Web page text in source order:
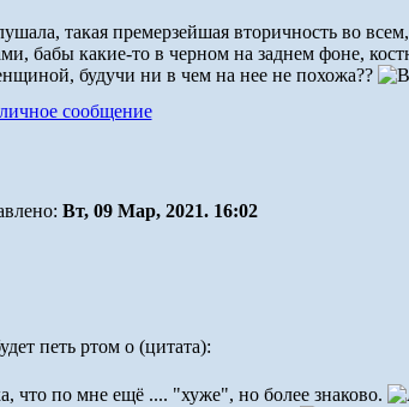
такая премерзейшая вторичность во
бабы какие-то в черном на заднем фоне,
будучи ни в чем на нее не похожа??
Вт, 09 Мар, 2021. 16:02
петь ртом о (цитата):
что по мне ещё .... "хуже", но более знаково.